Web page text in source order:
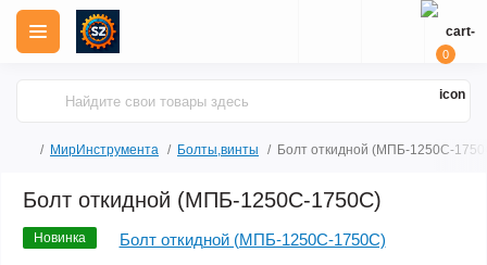
0
МирИнструмента Болты,винты Болт откидной (МПБ-1250C-
Болт откидной (МПБ-1250C-1750C)
Новинка